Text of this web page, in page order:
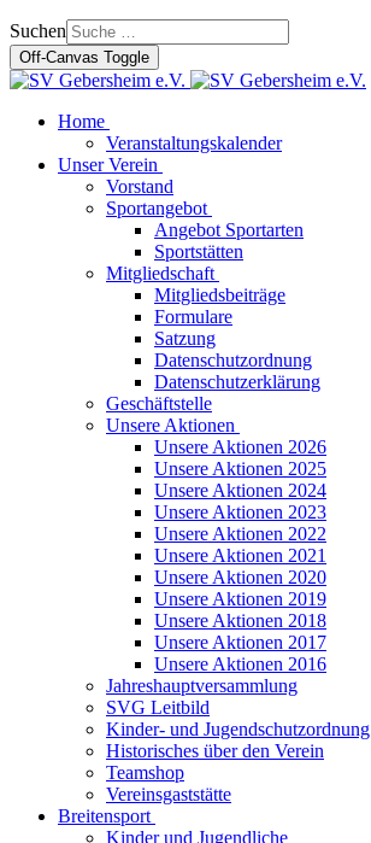
Suchen
Off-Canvas Toggle
Home
Veranstaltungskalender
Unser Verein
Vorstand
Sportangebot
Angebot Sportarten
Sportstätten
Mitgliedschaft
Mitgliedsbeiträge
Formulare
Satzung
Datenschutzordnung
Datenschutzerklärung
Geschäftstelle
Unsere Aktionen
Unsere Aktionen 2026
Unsere Aktionen 2025
Unsere Aktionen 2024
Unsere Aktionen 2023
Unsere Aktionen 2022
Unsere Aktionen 2021
Unsere Aktionen 2020
Unsere Aktionen 2019
Unsere Aktionen 2018
Unsere Aktionen 2017
Unsere Aktionen 2016
Jahreshauptversammlung
SVG Leitbild
Kinder- und Jugendschutzordnung
Historisches über den Verein
Teamshop
Vereinsgaststätte
Breitensport
Kinder und Jugendliche